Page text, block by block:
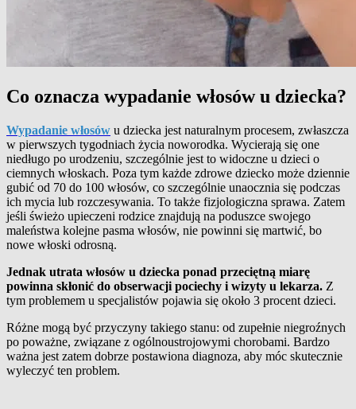
Co oznacza wypadanie włosów u dziecka?
Wypadanie włosów u dziecka jest naturalnym procesem, zwłaszcza
w pierwszych tygodniach życia noworodka. Wycierają się one
niedługo po urodzeniu, szczególnie jest to widoczne u dzieci o
ciemnych włoskach. Poza tym każde zdrowe dziecko może dziennie
gubić od 70 do 100 włosów, co szczególnie unaocznia się podczas
ich mycia lub rozczesywania. To także fizjologiczna sprawa. Zatem
jeśli świeżo upieczeni rodzice znajdują na poduszce swojego
maleństwa kolejne pasma włosów, nie powinni się martwić, bo
nowe włoski odrosną.
Jednak utrata włosów u dziecka ponad przeciętną miarę
powinna skłonić do obserwacji pociechy i wizyty u lekarza. Z
tym problemem u specjalistów pojawia się około 3 procent dzieci.
Różne mogą być przyczyny takiego stanu: od zupełnie niegroźnych
po poważne, związane z ogólnoustrojowymi chorobami. Bardzo
ważna jest zatem dobrze postawiona diagnoza, aby móc skutecznie
wyleczyć ten problem.